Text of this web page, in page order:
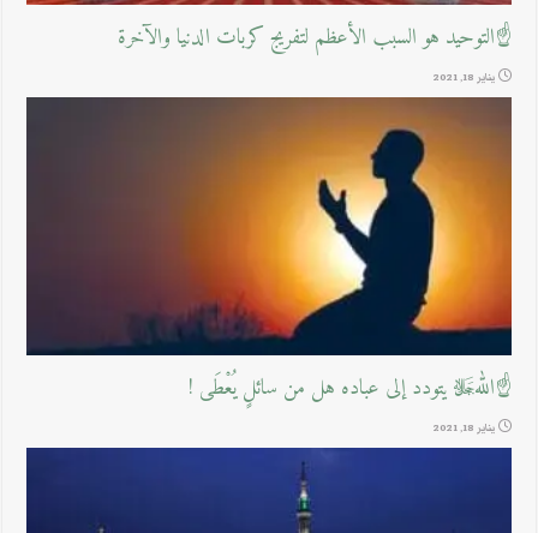
☝التوحيد هو السبب الأعظم لتفريج كربات الدنيا والآخرة
يناير 18, 2021
☝اللهﷻ يتودد إلى عباده هل من سائلٍ يُعْطَى !
يناير 18, 2021